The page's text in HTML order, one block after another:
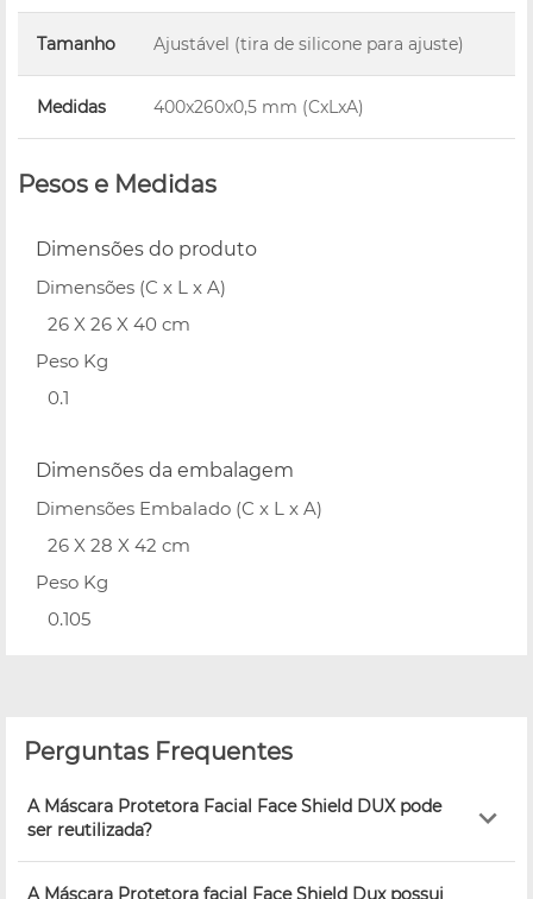
Tamanho Ajustável (tira de silicone para ajuste)
Medidas 400x260x0,5 mm (CxLxA)
Pesos e Medidas
Dimensões do produto
Dimensões (C x L x A)
26 X 26 X 40 cm
Peso Kg
0.1
Dimensões da embalagem
Dimensões Embalado (C x L x A)
26 X 28 X 42 cm
Peso Kg
0.105
Perguntas Frequentes
A Máscara Protetora Facial Face Shield DUX pode
ser reutilizada?
A Máscara Protetora facial Face Shield Dux possui